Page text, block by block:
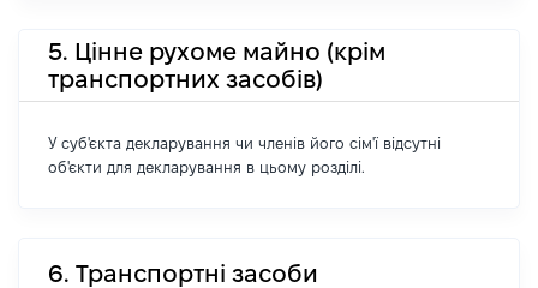
5. Цінне рухоме майно (крім
транспортних засобів)
У суб'єкта декларування чи членів його сім'ї відсутні
об'єкти для декларування в цьому розділі.
6. Транспортні засоби